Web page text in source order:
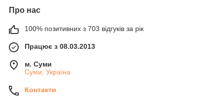
Про нас
100% позитивних з 703 відгуків за рік
Працює з 08.03.2013
м. Суми
Суми, Україна
Контакти